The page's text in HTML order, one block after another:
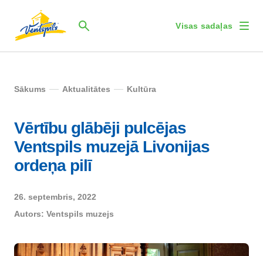
Visas sadaļas
Sākums Aktualitātes Kultūra
Vērtību glābēji pulcējas
Ventspils muzejā Livonijas
ordeņa pilī
26. septembris, 2022
Autors: Ventspils muzejs